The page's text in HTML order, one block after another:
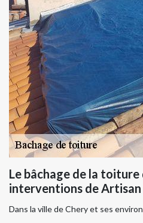
Le bâchage de la
interventions de
Dans la ville de Chery et ses